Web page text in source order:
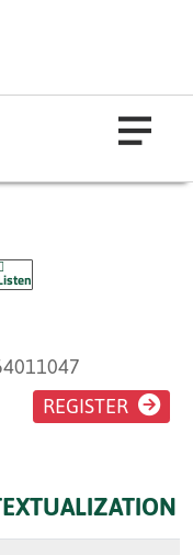
REGISTER